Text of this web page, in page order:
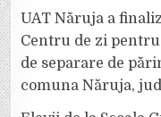
UAT Năruja a
Centru de zi
de separare de
comuna Năruja,